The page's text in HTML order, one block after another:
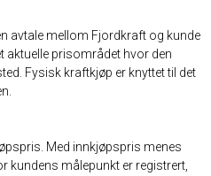
avtale mellom Fjordkraft og kunde
aktuelle prisområdet hvor den
Fysisk kraftkjøp er knyttet til det
Med innkjøpspris menes
kundens målepunkt er registrert,